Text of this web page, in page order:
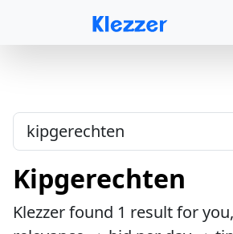
Kipgerechten
Klezzer found 1 result for